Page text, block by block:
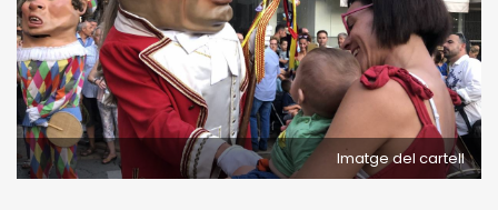
Imatge del cartell